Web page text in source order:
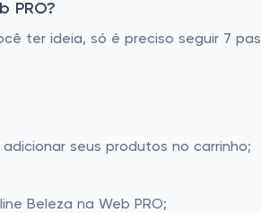
PRO?
ter ideia, só é preciso seguir 7
seus produtos no carrinho;
Beleza na Web PRO;